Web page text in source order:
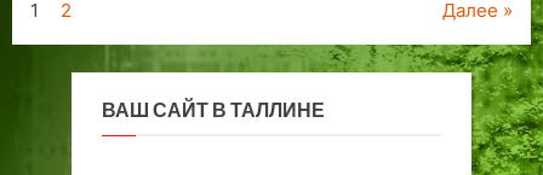
Пагинация
записей
1 2 Далее
ВАШ САЙТ В ТАЛЛИНЕ